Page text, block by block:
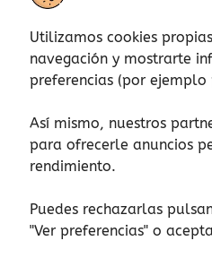
Utilizamos cookies
navegación y mostrarte
preferencias (por ejemplo
Así mismo, nuestros
para ofrecerle anuncios
rendimiento.
Puedes rechazarlas
"Ver preferencias" o